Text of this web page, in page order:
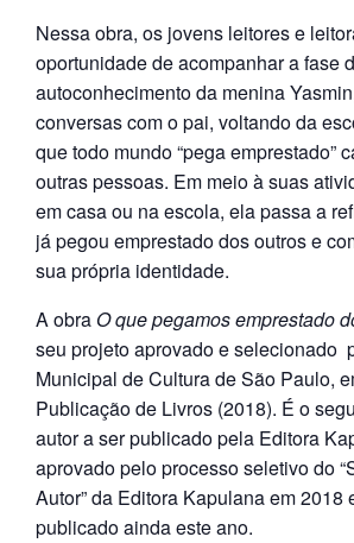
Nessa obra, os jovens leitores e
oportunidade de acompanhar a fase
autoconhecimento da menina
conversas com o pai, voltando da
que todo mundo “pega emprestado”
outras pessoas. Em meio à suas
em casa ou na escola, ela passa a
já pegou emprestado dos outros e
sua própria identidade.
A obra O que pegamos emprestado
seu projeto aprovado e selecionado
Municipal de Cultura de São Paulo,
Publicação de Livros (2018). É o
autor a ser publicado pela Editora
aprovado pelo processo seletivo do
Autor” da Editora Kapulana em 2018
publicado ainda este ano.